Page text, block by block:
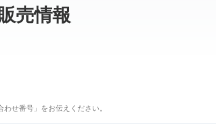
売情報
せ番号」をお伝えください。